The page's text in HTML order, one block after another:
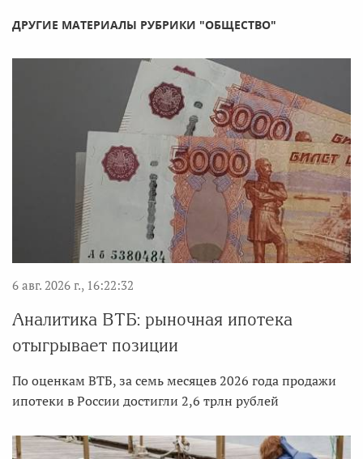
ДРУГИЕ МАТЕРИАЛЫ РУБРИКИ "ОБЩЕСТВО"
6 авг. 2026 г., 16:22:32
Аналитика ВТБ: рыночная ипотека
отыгрывает позиции
По оценкам ВТБ, за семь месяцев 2026 года продажи
ипотеки в России достигли 2,6 трлн рублей